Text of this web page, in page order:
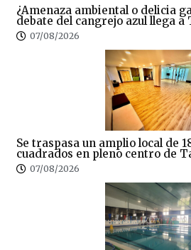
¿Amenaza ambiental o delicia
debate del cangrejo azul llega a
07/08/2026
Se traspasa un amplio local de
cuadrados en pleno centro de
07/08/2026